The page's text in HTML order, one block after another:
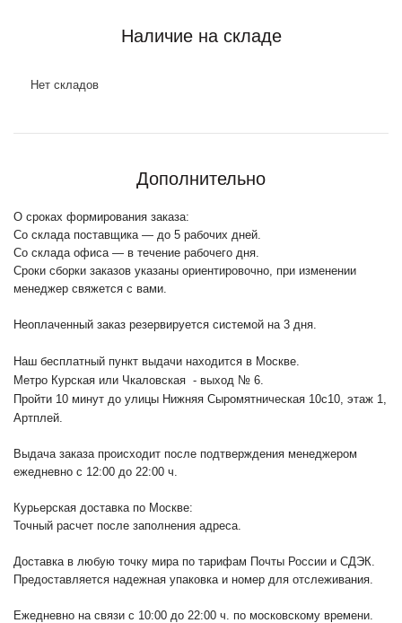
Наличие на складе
Нет складов
Дополнительно
О сроках формирования заказа:
Со склада поставщика — до 5 рабочих дней.
Со склада офиса — в течение рабочего дня.
Сроки сборки заказов указаны ориентировочно, при изменении
менеджер свяжется с вами.
Неоплаченный заказ резервируется системой на 3 дня.
Наш бесплатный пункт выдачи находится в Москве.
Метро Курская или Чкаловская - выход № 6.
Пройти 10 минут до улицы Нижняя Сыромятническая 10с10, этаж 1,
Артплей.
Выдача заказа происходит после подтверждения менеджером
ежедневно с 12:00 до 22:00 ч.
Курьерская доставка по Москве:
Точный расчет после заполнения адреса.
Доставка в любую точку мира по тарифам Почты России и СДЭК.
Предоставляется надежная упаковка и номер для отслеживания.
Ежедневно на связи с 10:00 до 22:00 ч. по московскому времени.